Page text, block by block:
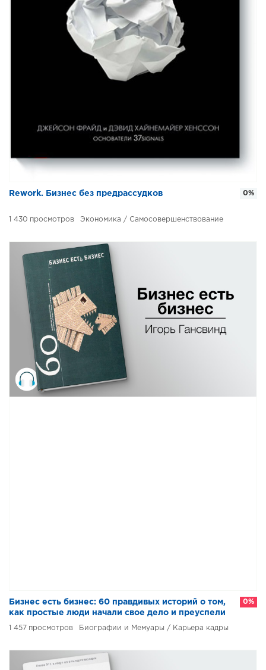
​​Rework. Бизнес без предрассудков
1 430 Экономика / Самосовершенствование
0%
Бизнес есть бизнес: 60 правдивых историй о том,
как простые люди начали свое дело и преуспели
1 457 Биографии и Мемуары / Карьера кадры
0%